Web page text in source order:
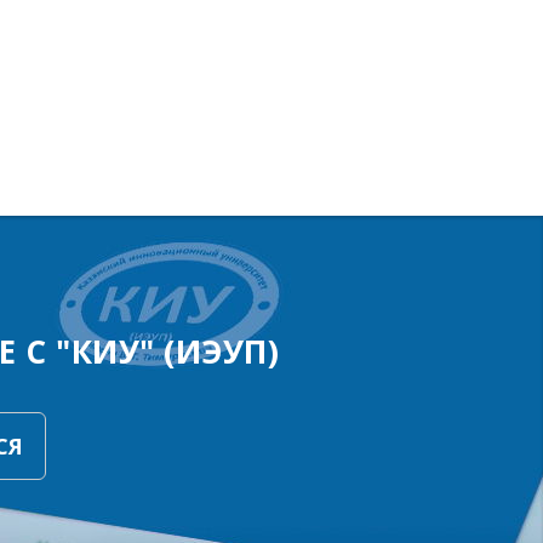
С "КИУ" (ИЭУП)